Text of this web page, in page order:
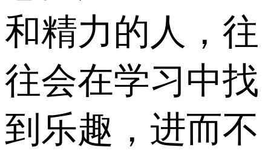
和精力的人，往
往会在学习中找
到乐趣，进而不